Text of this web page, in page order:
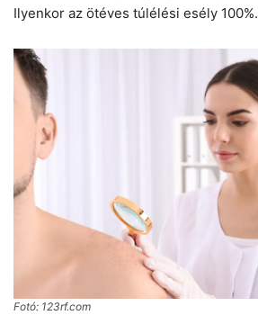
Ilyenkor az ötéves túlélési esély 100%.
Fotó: 123rf.com